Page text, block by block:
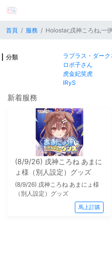
首頁 服務 Holostar,戌神ころね,一
分類 ラプラス・ダーク
ロボ子さん
虎金妃笑虎
IRyS
新着服務
(8/9/26) 戌神ころね あまに
ょ様（別人設定）グッズ
(8/9/26) 戌神ころね あまにょ様
（別人設定）グッズ
馬上訂購